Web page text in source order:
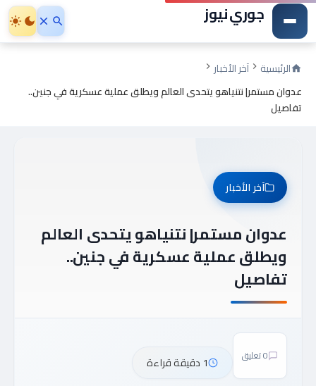
جوري نيوز
الرئيسية
آخر الأخبار
عدوان مستمر| نتنياهو يتحدى العالم ويطلق عملية عسكرية في جنين..
تفاصيل
آخر الأخبار
عدوان مستمر| نتنياهو يتحدى العالم
ويطلق عملية عسكرية في جنين..
تفاصيل
0 تعليق 1 دقيقة قراءة